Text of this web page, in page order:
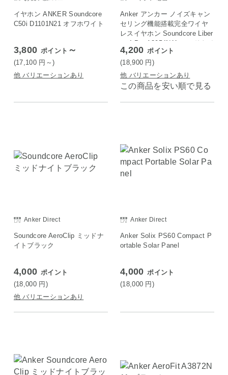
イヤホン ANKER Soundcore
C50i D1101N21 オフホワイト
3,800 ポイント ～
(17,100 円 ～)
他 バリエーションあり
Anker アンカー ノイズキャン
セリング機能搭載完全ワイヤ
レスイヤホン Soundcore Liber
ty 4 Pro A3954N11 ミッドナイ
トブラック
4,200 ポイント
(18,900 円 )
他 バリエーションあり
この商品を安い順で見る
Anker Direct
Soundcore AeroClip ミッドナ
イトブラック
4,000 ポイント
(18,000 円 )
他 バリエーションあり
Anker Direct
Anker Solix PS60 Compact P
ortable Solar Panel
4,000 ポイント
(18,000 円 )